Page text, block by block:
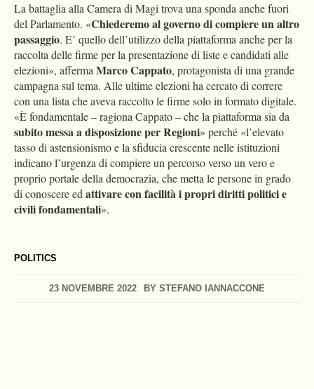
POLITICS
23 NOVEMBRE 2022 BY STEFANO IANNACCONE
La battaglia alla Camera di Magi trova una sponda anche fuori
del Parlamento. «Chiederemo al governo di compiere un altro
passaggio. E’ quello dell’utilizzo della piattaforma anche per la
raccolta delle firme per la presentazione di liste e candidati alle
elezioni», affermaMarco Cappato, protagonista di una grande
campagna sul tema. Alle ultime elezioni ha cercato di correre
con una lista che aveva raccolto le firme solo in formato digitale.
«È fondamentale – ragiona Cappato – che la piattaforma sia da
subito messa a disposizione per Regioni» perché «l’elevato
tasso di astensionismo e la sfiducia crescente nelle istituzioni
indicano l’urgenza di compiere un percorso verso un vero e
proprio portale della democrazia, che metta le persone in grado
di conoscere edattivare con facilità i propridiritti politici e
civili fondamentali».